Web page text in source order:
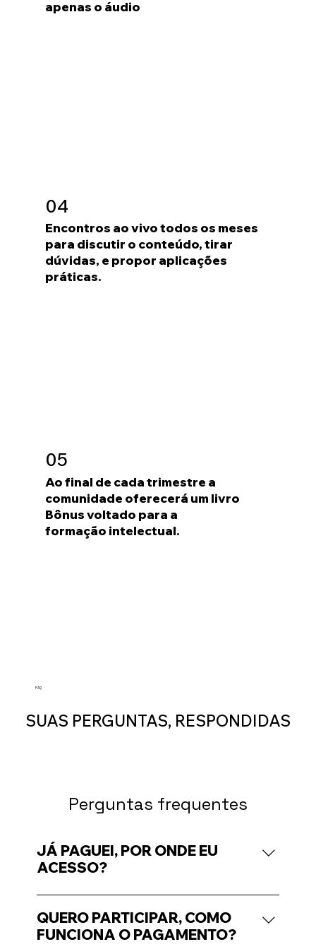
apenas o áudio
04
Encontros ao vivo todos os meses
para discutir o conteúdo, tirar
dúvidas, e propor aplicações
práticas.
05
Ao final de cada trimestre a
comunidade oferecerá um livro
Bônus voltado para a
formação intelectual.
FAQ
SUAS PERGUNTAS, RESPONDIDAS
Perguntas frequentes
JÁ PAGUEI, POR ONDE EU
ACESSO?
Ao finalizar o pagamento, você recebe o
acesso da plataforma direto no email
cadastrado.
QUERO PARTICIPAR, COMO
FUNCIONA O PAGAMENTO?